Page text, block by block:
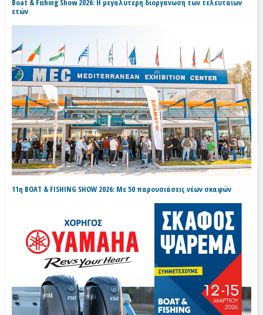
Boat & Fishing Show 2026: Η μεγαλύτερη διοργάνωση των τελευταίων
ετών
11η BOAT & FISHING SHOW 2026: Με 50 παρουσιάσεις νέων σκαφών